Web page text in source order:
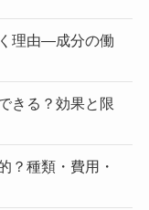
理由—成分の働
きる？効果と限
？種類・費用・